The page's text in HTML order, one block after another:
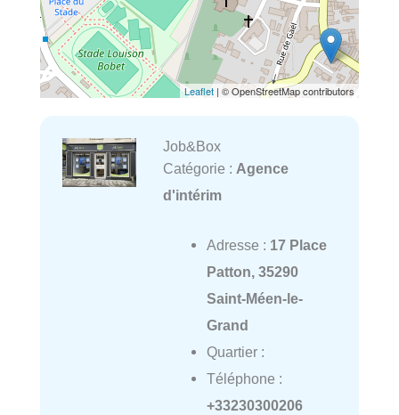
Leaflet | © OpenStreetMap contributors
Job&Box
Catégorie : Agence
d'intérim
Adresse : 17 Place
Patton, 35290
Saint-Méen-le-
Grand
Quartier :
Téléphone :
+33230300206